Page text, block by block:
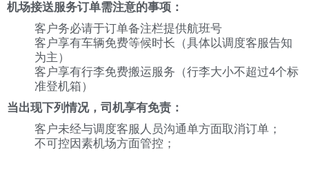
机场接送服务订单需注意的事项：
客户务必请于订单备注栏提供航班号
客户享有车辆免费等候时长（具体以调度客服告知
为主）
客户享有行李免费搬运服务（行李大小不超过4个标
准登机箱）
当出现下列情况，司机享有免责：
客户未经与调度客服人员沟通单方面取消订单；
不可控因素机场方面管控；